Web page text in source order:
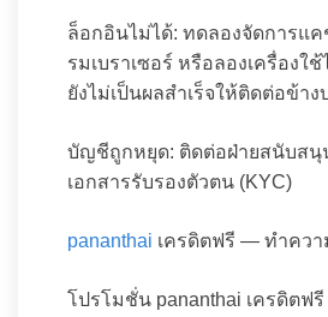
ล็อกอินไม่ได้: ทดลองจัดการแค
รมเบราเซอร์ หรือลองเครื่องใ
ยังไม่เป็นผลสำเร็จให้ติดต่อข้าง
บัญชีถูกหยุด: ติดต่อฝ่ายสนับสนุ
เอกสารรับรองตัวตน (KYC)
pananthai เครดิตฟรี — ทำควา
โปรโมชั่น pananthai เครดิตฟ